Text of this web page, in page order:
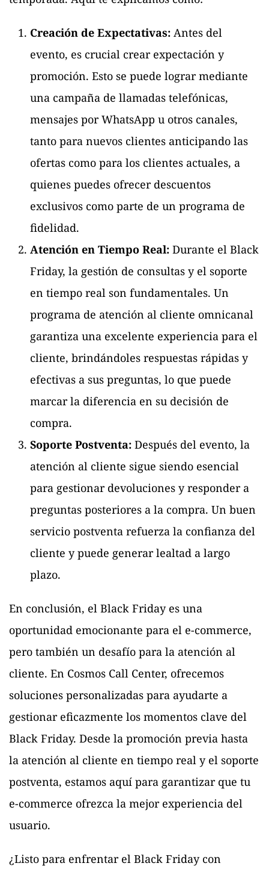
Creación de Expectativas: Antes del
evento, es crucial crear expectación y
promoción. Esto se puede lograr mediante
una campaña de llamadas telefónicas,
mensajes por WhatsApp u otros canales,
tanto para nuevos clientes anticipando las
ofertas como para los clientes actuales, a
quienes puedes ofrecer descuentos
exclusivos como parte de un programa de
fidelidad.
Atención en Tiempo Real: Durante el Black
Friday, la gestión de consultas y el soporte
en tiempo real son fundamentales. Un
programa de atención al cliente omnicanal
garantiza una excelente experiencia para el
cliente, brindándoles respuestas rápidas y
efectivas a sus preguntas, lo que puede
marcar la diferencia en su decisión de
compra.
Soporte Postventa: Después del evento, la
atención al cliente sigue siendo esencial
para gestionar devoluciones y responder a
preguntas posteriores a la compra. Un buen
servicio postventa refuerza la confianza del
cliente y puede generar lealtad a largo
plazo.
En conclusión, el Black Friday es una
oportunidad emocionante para el e-commerce,
pero también un desafío para la atención al
cliente. En Cosmos Call Center, ofrecemos
soluciones personalizadas para ayudarte a
gestionar eficazmente los momentos clave del
Black Friday. Desde la promoción previa hasta
la atención al cliente en tiempo real y el soporte
postventa, estamos aquí para garantizar que tu
e-commerce ofrezca la mejor experiencia del
usuario.
¿Listo para enfrentar el Black Friday con